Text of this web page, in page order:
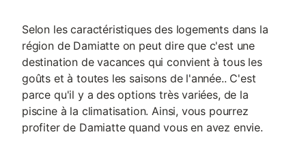
Selon les caractéristiques des logements dans la
région de Damiatte on peut dire que c'est une
destination de vacances qui convient à tous les
goûts et à toutes les saisons de l'année.. C'est
parce qu'il y a des options très variées, de la
piscine à la climatisation. Ainsi, vous pourrez
profiter de Damiatte quand vous en avez envie.